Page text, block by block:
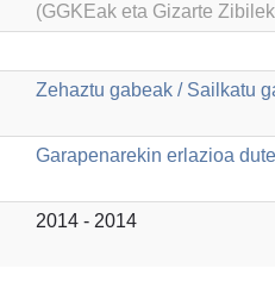
(GGKEak eta Gizarte
Zehaztu gabeak / Sailkatu
Garapenarekin erlazioa
2014 - 2014